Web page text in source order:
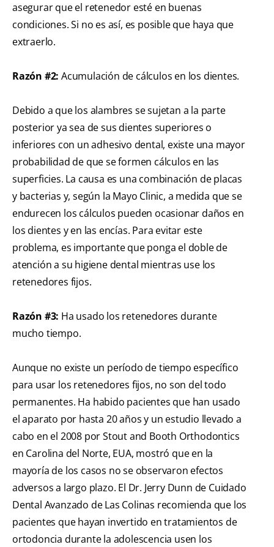
asegurar que el retenedor esté en buenas
condiciones. Si no es así, es posible que haya que
extraerlo.
Razón #2: Acumulación de cálculos en los dientes.
Debido a que los alambres se sujetan a la parte
posterior ya sea de sus dientes superiores o
inferiores con un adhesivo dental, existe una mayor
probabilidad de que se formen cálculos en las
superficies. La causa es una combinación de placas
y bacterias y, según la Mayo Clinic, a medida que se
endurecen los cálculos pueden ocasionar daños en
los dientes y en las encías. Para evitar este
problema, es importante que ponga el doble de
atención a su higiene dental mientras use los
retenedores fijos.
Razón #3: Ha usado los retenedores durante
mucho tiempo.
Aunque no existe un período de tiempo específico
para usar los retenedores fijos, no son del todo
permanentes. Ha habido pacientes que han usado
el aparato por hasta 20 años y un estudio llevado a
cabo en el 2008 por Stout and Booth Orthodontics
en Carolina del Norte, EUA, mostró que en la
mayoría de los casos no se observaron efectos
adversos a largo plazo. El Dr. Jerry Dunn de Cuidado
Dental Avanzado de Las Colinas recomienda que los
pacientes que hayan invertido en tratamientos de
ortodoncia durante la adolescencia usen los